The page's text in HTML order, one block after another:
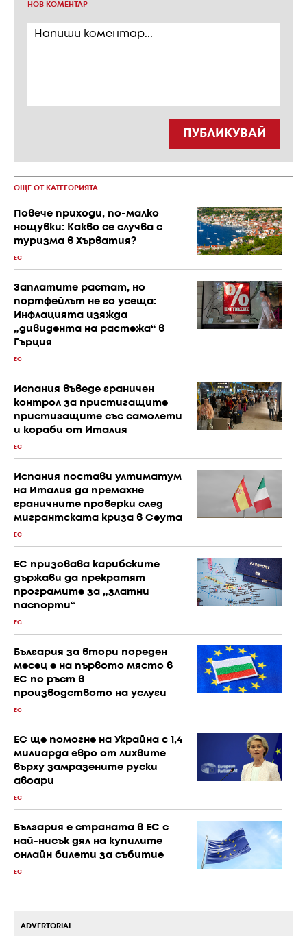
НОВ КОМЕНТАР
ПУБЛИКУВАЙ
ОЩЕ ОТ КАТЕГОРИЯТА
Повече приходи, по-малко
нощувки: Какво се случва с
туризма в Хърватия?
ЕС
Заплатите растат, но
портфейлът не го усеща:
Инфлацията изяжда
„дивидента на растежа“ в
Гърция
ЕС
Испания въведе граничен
контрол за пристигащите
пристигащите със самолети
и кораби от Италия
ЕС
Испания постави ултиматум
на Италия да премахне
граничните проверки след
мигрантската криза в Сеута
ЕС
ЕС призовава карибските
държави да прекратят
програмите за „златни
паспорти“
ЕС
България за втори пореден
месец е на първото място в
ЕС по ръст в
производството на услуги
ЕС
ЕС ще помогне на Украйна с 1,4
милиарда евро от лихвите
върху замразените руски
авоари
ЕС
България е страната в ЕС с
най-нисък дял на купилите
онлайн билети за събитие
ЕС
ADVERTORIAL